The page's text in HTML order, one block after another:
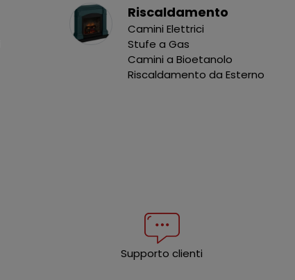
Riscaldamento
Camini Elettrici
Stufe a Gas
Camini a Bioetanolo
Riscaldamento da Esterno
Supporto clienti